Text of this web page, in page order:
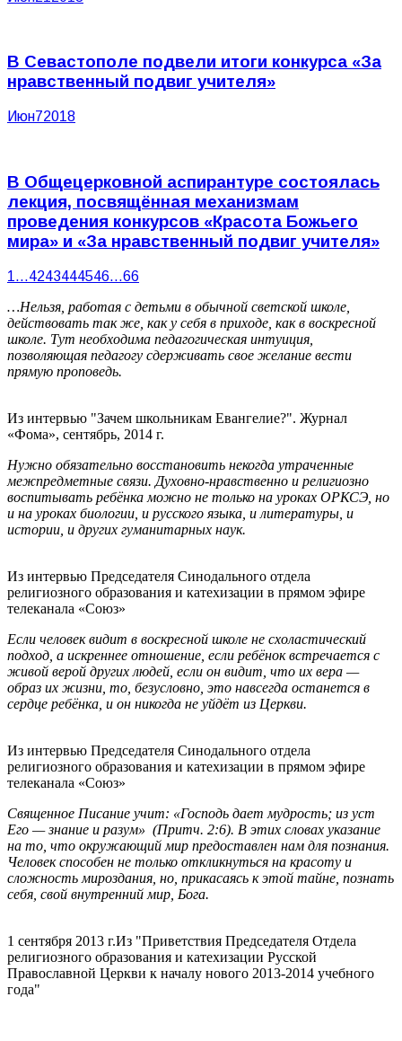
В Севастополе подвели итоги конкурса «За
нравственный подвиг учителя»
Июн72018
В Общецерковной аспирантуре состоялась
лекция, посвящённая механизмам
проведения конкурсов «Красота Божьего
мира» и «За нравственный подвиг учителя»
1…4243444546…66
…Нельзя, работая с детьми в обычной светской школе,
действовать так же, как у себя в приходе, как в воскресной
школе. Тут необходима педагогическая интуиция,
позволяющая педагогу сдерживать свое желание вести
прямую проповедь.
Из интервью "Зачем школьникам Евангелие?". Журнал
«Фома», сентябрь, 2014 г.
Нужно обязательно восстановить некогда утраченные
межпредметные связи. Духовно-нравственно и религиозно
воспитывать ребёнка можно не только на уроках ОРКСЭ, но
и на уроках биологии, и русского языка, и литературы, и
истории, и других гуманитарных наук.
Из интервью Председателя Синодального отдела
религиозного образования и катехизации в прямом эфире
телеканала «Союз»
Если человек видит в воскресной школе не схоластический
подход, а искреннее отношение, если ребёнок встречается с
живой верой других людей, если он видит, что их вера —
образ их жизни, то, безусловно, это навсегда останется в
сердце ребёнка, и он никогда не уйдёт из Церкви.
Из интервью Председателя Синодального отдела
религиозного образования и катехизации в прямом эфире
телеканала «Союз»
Священное Писание учит: «Господь дает мудрость; из уст
Его — знание и разум» (Притч. 2:6). В этих словах указание
на то, что окружающий мир предоставлен нам для познания.
Человек способен не только откликнуться на красоту и
сложность мироздания, но, прикасаясь к этой тайне, познать
себя, свой внутренний мир, Бога.
1 сентября 2013 г.Из "Приветствия Председателя Отдела
религиозного образования и катехизации Русской
Православной Церкви к началу нового 2013-2014 учебного
года"